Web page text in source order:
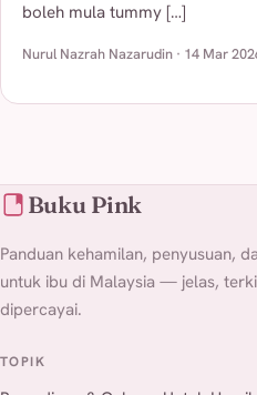
boleh mula tummy […]
Nurul Nazrah Nazarudin · 14 Mar
Buku Pink
Panduan kehamilan, penyusuan,
untuk ibu di Malaysia — jelas,
dipercayai.
TOPIK